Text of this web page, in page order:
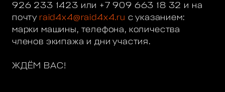
926 233 1423 или +7 909 663 18 32 и на
почту raid4x4@raid4x4.ru с указанием:
марки машины, телефона, количества
членов экипажа и дни участия.
ЖДЁМ ВАС!